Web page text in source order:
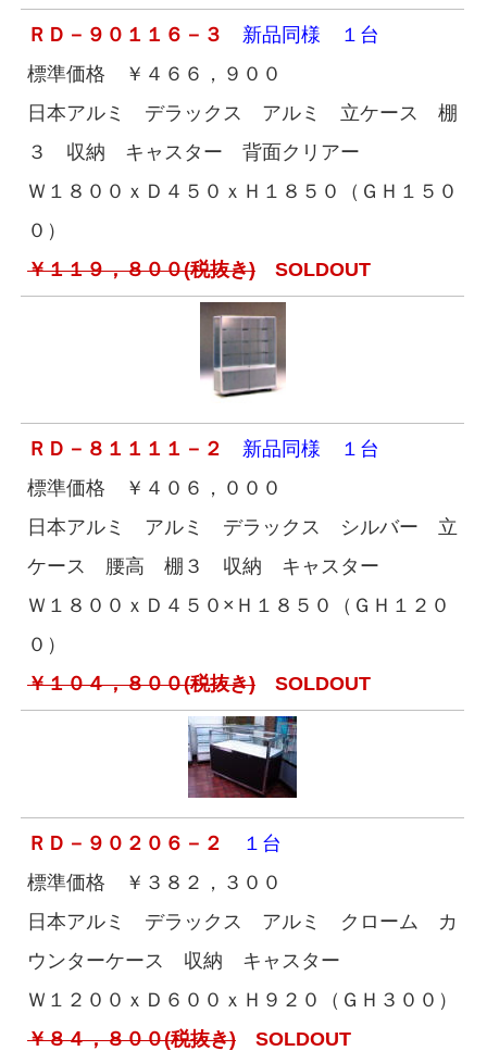
ＲＤ－９０１１６－３
新品同様 １台
標準価格 ￥４６６，９００
日本アルミ デラックス アルミ 立ケース 棚
３ 収納 キャスター 背面クリアー
Ｗ１８００ｘＤ４５０ｘＨ１８５０（ＧＨ１５０
０）
￥１１９，８００(税抜き) SOLDOUT
ＲＤ－８１１１１－２
新品同様 １台
標準価格 ￥４０６，０００
日本アルミ アルミ デラックス シルバー 立
ケース 腰高 棚３ 収納 キャスター
Ｗ１８００ｘＤ４５０×Ｈ１８５０（ＧＨ１２０
０）
￥１０４，８００(税抜き) SOLDOUT
ＲＤ－９０２０６－２
１台
標準価格 ￥３８２，３００
日本アルミ デラックス アルミ クローム カ
ウンターケース 収納 キャスター
Ｗ１２００ｘＤ６００ｘＨ９２０（ＧＨ３００）
￥８４，８００(税抜き) SOLDOUT